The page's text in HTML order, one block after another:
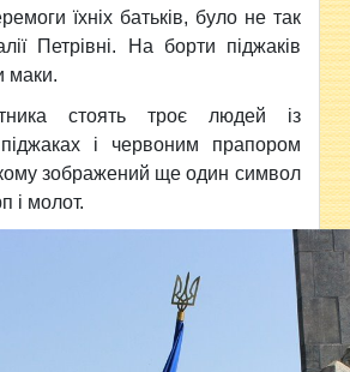
їхніх батьків, було не так
Петрівні. На борти піджаків
маки.
стоять троє людей із
і червоним прапором
зображений ще один символ
і молот.